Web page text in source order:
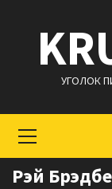
содержимому
УГОЛОК
меню
Рэй